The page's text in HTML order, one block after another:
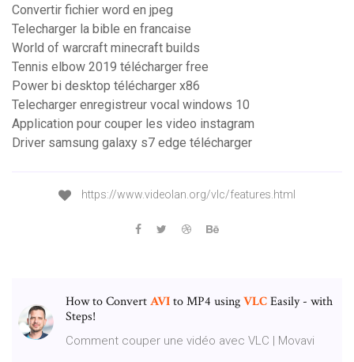
Convertir fichier word en jpeg
Telecharger la bible en francaise
World of warcraft minecraft builds
Tennis elbow 2019 télécharger free
Power bi desktop télécharger x86
Telecharger enregistreur vocal windows 10
Application pour couper les video instagram
Driver samsung galaxy s7 edge télécharger
https://www.videolan.org/vlc/features.html
How to ConvertAVIto MP4 usingVLCEasily - with
Steps!
Comment couper une vidéo avec VLC | Movavi